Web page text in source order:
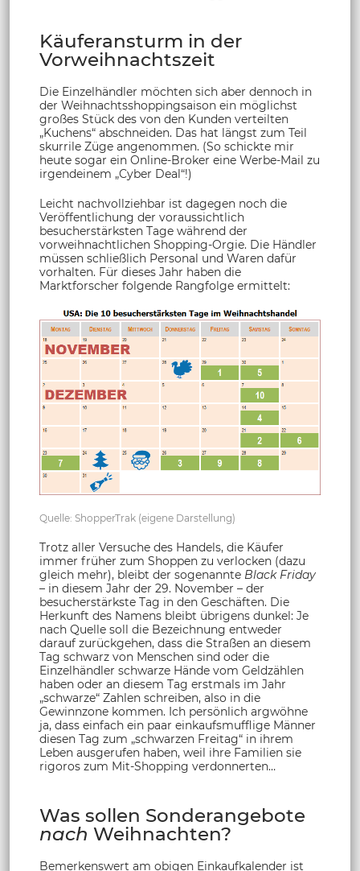
Käuferansturm in der
Vorweihnachtszeit
Die Einzelhändler möchten sich aber dennoch in
der Weihnachtsshoppingsaison ein möglichst
großes Stück des von den Kunden verteilten
„Kuchens“ abschneiden. Das hat längst zum Teil
skurrile Züge angenommen. (So schickte mir
heute sogar ein Online-Broker eine Werbe-Mail zu
irgendeinem „Cyber Deal“!)
Leicht nachvollziehbar ist dagegen noch die
Veröffentlichung der voraussichtlich
besucherstärksten Tage während der
vorweihnachtlichen Shopping-Orgie. Die Händler
müssen schließlich Personal und Waren dafür
vorhalten. Für dieses Jahr haben die
Marktforscher folgende Rangfolge ermittelt:
Quelle: ShopperTrak (eigene Darstellung)
Trotz aller Versuche des Handels, die Käufer
immer früher zum Shoppen zu verlocken (dazu
gleich mehr), bleibt der sogenannte Black Friday
– in diesem Jahr der 29. November – der
besucherstärkste Tag in den Geschäften. Die
Herkunft des Namens bleibt übrigens dunkel: Je
nach Quelle soll die Bezeichnung entweder
darauf zurückgehen, dass die Straßen an diesem
Tag schwarz von Menschen sind oder die
Einzelhändler schwarze Hände vom Geldzählen
haben oder an diesem Tag erstmals im Jahr
„schwarze“ Zahlen schreiben, also in die
Gewinnzone kommen. Ich persönlich argwöhne
ja, dass einfach ein paar einkaufsmufflige Männer
diesen Tag zum „schwarzen Freitag“ in ihrem
Leben ausgerufen haben, weil ihre Familien sie
rigoros zum Mit-Shopping verdonnerten…
Was sollen Sonderangebote
nach Weihnachten?
Bemerkenswert am obigen Einkaufkalender ist